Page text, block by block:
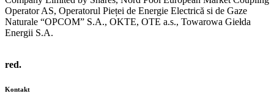
Operator AS, Operatorul Pieței de Energie Electrică si de Gaze
Naturale “OPCOM” S.A., OKTE, OTE a.s., Towarowa Giełda
Energii S.A.
red.
Kontakt